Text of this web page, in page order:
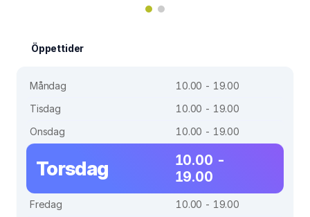
Öppettider
Måndag
10.00 - 19.00
Tisdag
10.00 - 19.00
Onsdag
10.00 - 19.00
Torsdag
10.00 -
19.00
Fredag
10.00 - 19.00